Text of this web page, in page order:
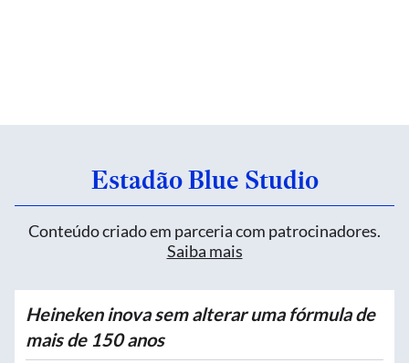
Estadão Blue Studio
Conteúdo criado em parceria com patrocinadores.
Saiba mais
Heineken inova sem alterar uma fórmula de
mais de 150 anos